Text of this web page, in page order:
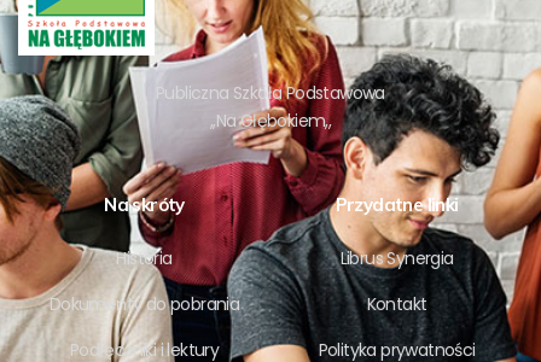
Publiczna Szkoła Podstawowa
,,Na Głębokiem,,
Na skróty
Historia
Dokumenty do pobrania
Podręczniki i lektury
Przydatne linki
Librus Synergia
Kontakt
Polityka prywatności